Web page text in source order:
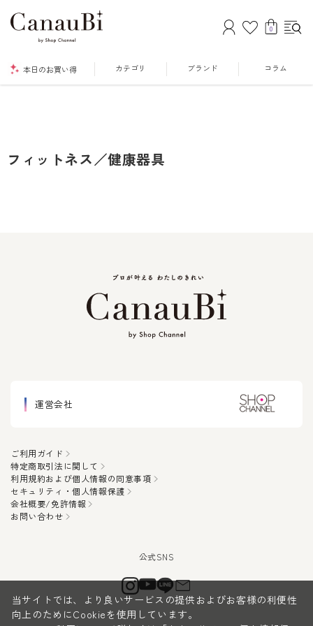
0
本日のお買い得 カテゴリ ブランド コラム
フィットネス／健康器具
運営会社
ご利用ガイド
特定商取引法に関して
利用規約および個人情報の同意事項
セキュリティ・個人情報保護
会社概要/免許情報
お問い合わせ
当サイトでは、より良いサービスの提供およびお客様の利便性
向上のためにCookieを使用しています。